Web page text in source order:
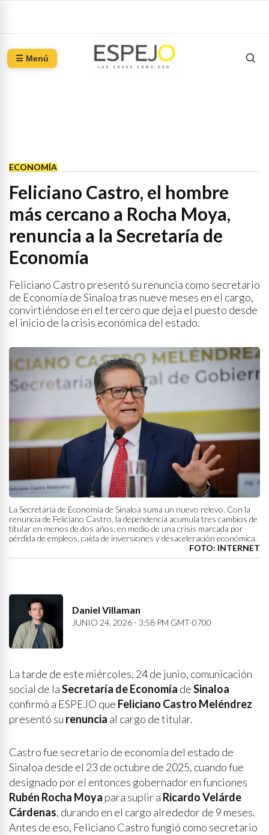
☰ Menú
ECONOMÍA
Feliciano Castro, el hombre
más cercano a Rocha Moya,
renuncia a la Secretaría de
Economía
Feliciano Castro presentó su renuncia como secretario
de Economía de Sinaloa tras nueve meses en el cargo,
convirtiéndose en el tercero que deja el puesto desde
el inicio de la crisis económica del estado.
La Secretaría de Economía de Sinaloa suma un nuevo relevo. Con la
renuncia de Feliciano Castro, la dependencia acumula tres cambios de
titular en menos de dos años, en medio de una crisis marcada por
pérdida de empleos, caída de inversiones y desaceleración económica.
FOTO: INTERNET
Daniel Villaman
JUNIO 24, 2026 - 3:58 PM GMT-0700
La tarde de este miércoles, 24 de junio, comunicación
social de laSecretaría de Economía deSinaloa
confirmó a ESPEJO que Feliciano Castro Meléndrez
presentó su renuncia al cargo de titular.
Castro fue secretario de economía del estado de
Sinaloa desde el 23 de octubre de 2025, cuando fue
designado por el entonces gobernador en funciones
Rubén Rocha Moya para suplir a Ricardo Velárde
Cárdenas, durando en el cargo alrededor de 9 meses.
Antes de eso, Feliciano Castro fungió como secretario